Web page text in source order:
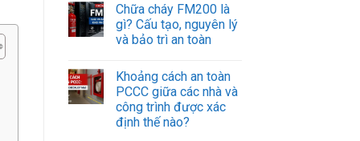
Chữa cháy FM200 là
gì? Cấu tạo, nguyên lý
và bảo trì an toàn
Khoảng cách an toàn
PCCC giữa các nhà và
công trình được xác
định thế nào?